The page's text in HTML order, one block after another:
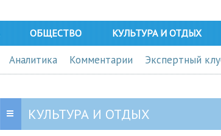
ОБЩЕСТВО КУЛЬТУРА И ОТДЫХ
Аналитика Комментарии Экспертный
КУЛЬТУРА И ОТДЫХ